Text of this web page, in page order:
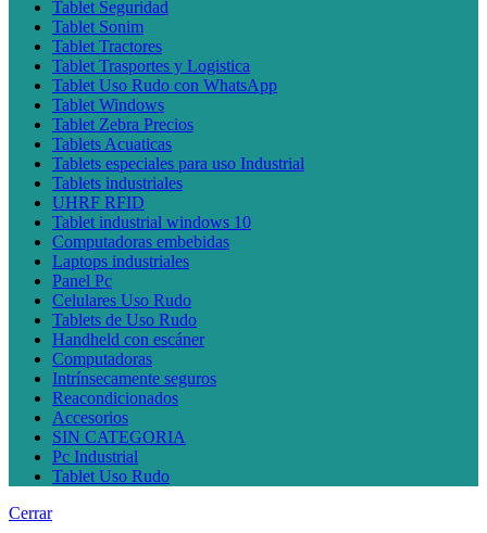
Tablet Seguridad
Tablet Sonim
Tablet Tractores
Tablet Trasportes y Logistica
Tablet Uso Rudo con WhatsApp
Tablet Windows
Tablet Zebra Precios
Tablets Acuaticas
Tablets especiales para uso Industrial
Tablets industriales
UHRF RFID
Tablet industrial windows 10
Computadoras embebidas
Laptops industriales
Panel Pc
Celulares Uso Rudo
Tablets de Uso Rudo
Handheld con escáner
Computadoras
Intrínsecamente seguros
Reacondicionados
Accesorios
SIN CATEGORIA
Pc Industrial
Tablet Uso Rudo
Cerrar